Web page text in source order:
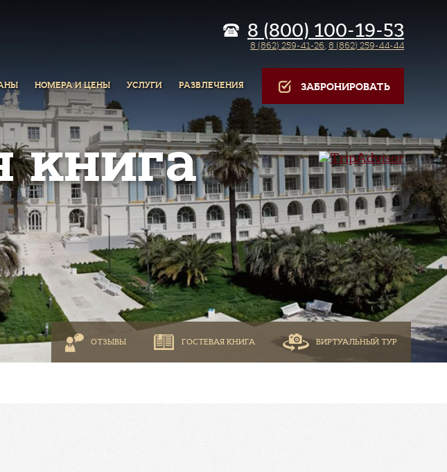
8 (800) 100-19-53
8 (862) 259-41-26, 8 (862) 259-44-44
НОМЕРА И ЦЕНЫ УСЛУГИ РАЗВЛЕЧЕНИЯ ЗАБРОНИРОВАТЬ
книга
ОТЗЫВЫ ГОСТЕВАЯ КНИГА ВИРТУАЛЬНЫЙ ТУР